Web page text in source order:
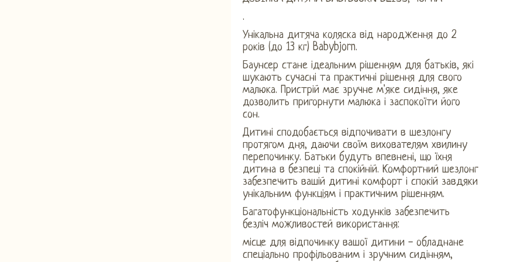
.
Унікальна дитяча коляска від народження до 2
років (до 13 кг) Babybjorn.
Баунсер стане ідеальним рішенням для батьків, які
шукають сучасні та практичні рішення для свого
малюка. Пристрій має зручне м'яке сидіння, яке
дозволить пригорнути малюка і заспокоїти його
сон.
Дитині сподобається відпочивати в шезлонгу
протягом дня, даючи своїм вихователям хвилину
перепочинку. Батьки будуть впевнені, що їхня
дитина в безпеці та спокійній. Комфортний шезлонг
забезпечить вашій дитині комфорт і спокій завдяки
унікальним функціям і практичним рішенням.
Багатофункціональність ходунків забезпечить
безліч можливостей використання:
місце для відпочинку вашої дитини - обладнане
спеціально профільованим і зручним сидінням,